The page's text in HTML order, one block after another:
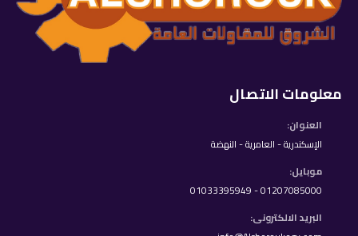
معلومات الاتصال
العنوان:
الإسكندرية - العامرية - النهضة
موبايل:
01207085000 - 01033395949
البريد الالكترونى: